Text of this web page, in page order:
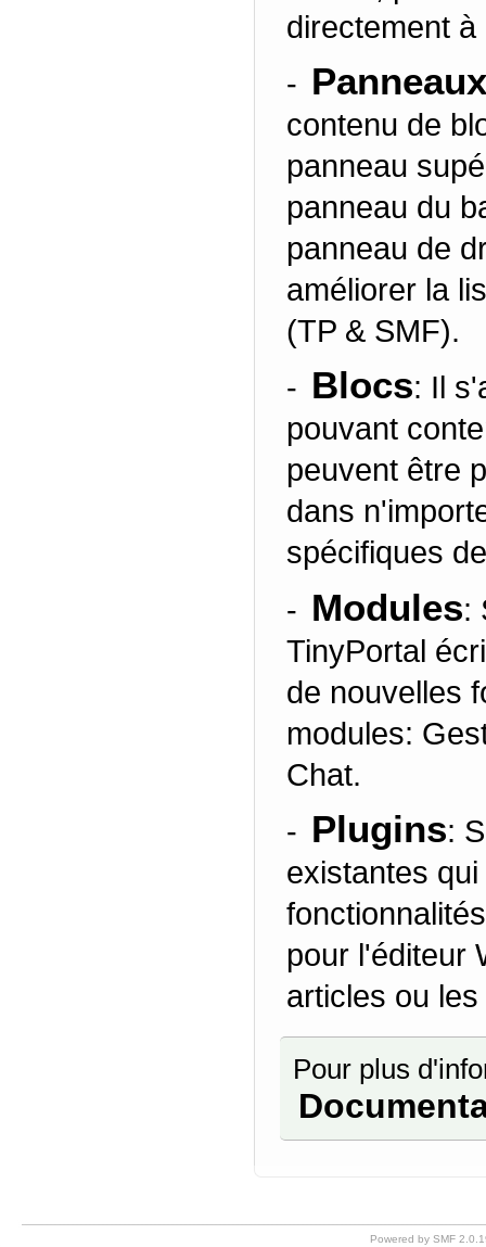
directement
- Panneaux
contenu de
panneau
panneau du
panneau de
améliorer la
(TP & SMF).
- Blocs: Il
pouvant
peuvent être
dans
spécifiques
- Modules:
TinyPortal
de nouvelles
modules:
Chat.
- Plugins:
existantes
pour l'éditeur
articles ou
Pour plus
Powered by SMF